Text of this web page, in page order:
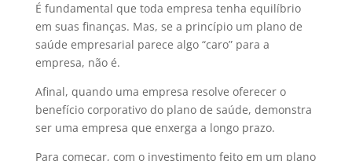
É fundamental que toda empresa tenha equilíbrio
em suas finanças. Mas, se a princípio um plano de
saúde empresarial parece algo “caro” para a
empresa, não é.
Afinal, quando uma empresa resolve oferecer o
benefício corporativo do plano de saúde, demonstra
ser uma empresa que enxerga a longo prazo.
Para começar, com o investimento feito em um plano